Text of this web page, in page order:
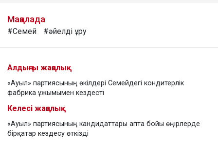
Мақалада
#Семей #әйелді ұру
Алдыңғы жаңалық
«Ауыл» партиясының өкілдері Семейдегі кондитерлік
фабрика ұжымымен кездесті
Келесі жаңалық
«Ауыл» партиясының кандидаттары апта бойы өңірлерде
бірқатар кездесу өткізді